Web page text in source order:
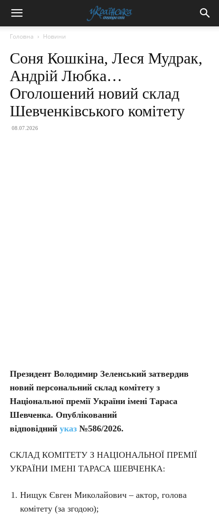
Головна Новини
Соня Кошкіна, Леся Мудрак,
Андрій Любка…
Оголошений новий склад
Шевченківського комітету
08.07.2026
Президент Володимир Зеленський затвердив
новий персональний склад комітету з
Національної премії України імені Тараса
Шевченка. Опублікований
відповідний указ №586/2026.
СКЛАД КОМІТЕТУ З НАЦІОНАЛЬНОЇ ПРЕМІЇ
УКРАЇНИ ІМЕНІ ТАРАСА ШЕВЧЕНКА:
Нищук Євген Миколайович – актор, голова
комітету (за згодою);